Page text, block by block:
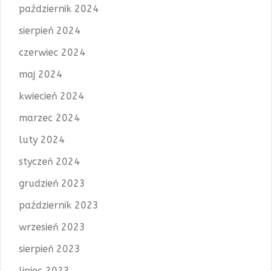
październik 2024
sierpień 2024
czerwiec 2024
maj 2024
kwiecień 2024
marzec 2024
luty 2024
styczeń 2024
grudzień 2023
październik 2023
wrzesień 2023
sierpień 2023